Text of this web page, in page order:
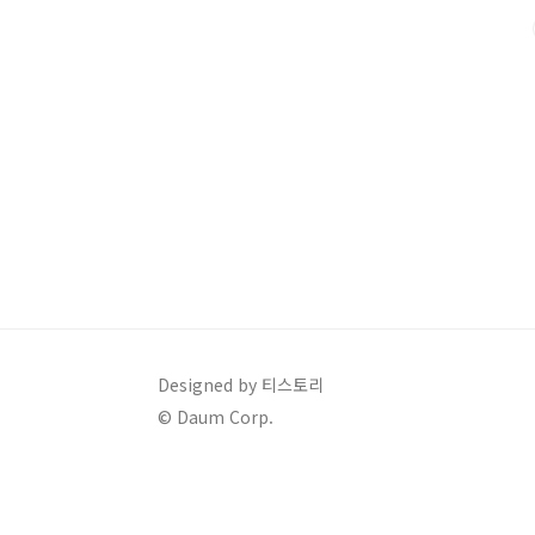
인근 무료 주차장 운영💡 꿀팁: 주말보다는 평일 방문
Designed by 티스토리
© Daum Corp.